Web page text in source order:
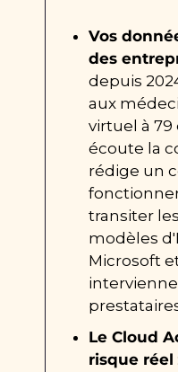
Vos
des
depuis
aux
virtuel à 79
écoute la
rédige un
transiter
modèles
Microsoft
Le Cloud
risque réel